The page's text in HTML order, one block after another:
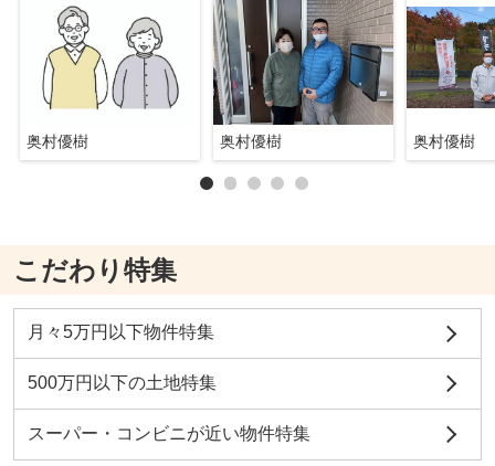
奥村優樹 奥村優樹 奥村優樹
こだわり特集
月々5万円以下物件特集
500万円以下の土地特集
スーパー・コンビニが近い物件特集